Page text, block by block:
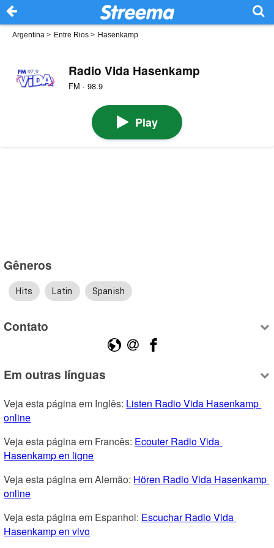
Argentina > Entre Rios > Hasenkamp
Radio Vida Hasenkamp
FM · 98.9
Play
Gêneros
Hits Latin Spanish
Contato
Em outras línguas
Veja esta página em Inglês: Listen Radio Vida Hasenkamp
online
Veja esta página em Francês: Ecouter Radio Vida
Hasenkamp en ligne
Veja esta página em Alemão: Hören Radio Vida Hasenkamp
online
Veja esta página em Espanhol: Escuchar Radio Vida
Hasenkamp en vivo